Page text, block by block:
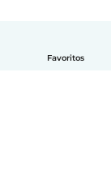
Favoritos